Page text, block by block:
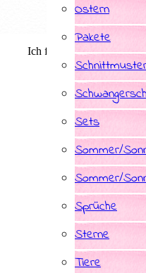
Ostern
Pakete
Sets
Sommer/
Sommer/
Sprüche
Sterne
Tiere
Ich fertige Individuelle